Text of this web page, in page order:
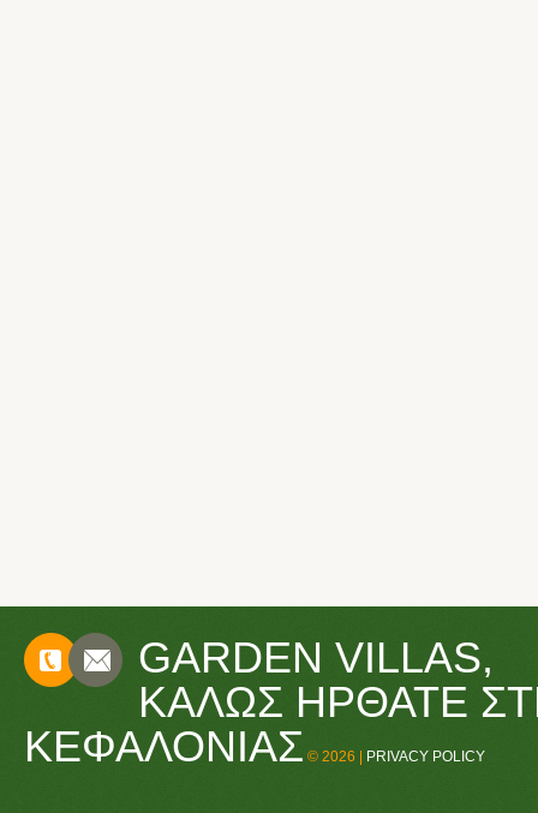
CONTACTS
GARDEN VILLAS,
ΚΑΛΏΣ ΉΡΘΑΤΕ
ΚΕΦΑΛΟΝΙΆΣ © 2026 | PRIVACY POLICY